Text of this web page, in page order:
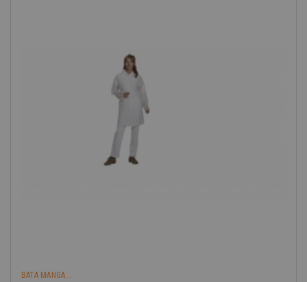
BATA MANGA...